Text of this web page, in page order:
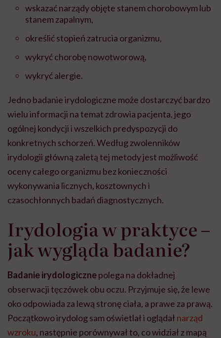
wskazać narządy objęte stanem chorobowym lub
stanem zapalnym,
określić stopień zatrucia organizmu,
wykryć chorobę nowotworową,
wykryć alergie.
Jedno badanie irydologiczne może dostarczyć bardzo
wielu informacji na temat zdrowia pacjenta, jego
ogólnej kondycji i wszelkich predyspozycji do
konkretnych schorzeń. Według zwolenników
irydologii główną zaletą tej metody jest możliwość
oceny całego organizmu bez konieczności
wykonywania licznych, kosztownych i
czasochłonnych badań diagnostycznych.
Irydologia w praktyce –
jak wygląda badanie?
Badanie irydologicznepolega na dokładnej
obserwacji tęczówek obu oczu. Przyjmuje się, że lewe
oko odpowiada za lewą stronę ciała, a prawe za prawą.
Początkowo irydolog sam oświetlał i oglądał narząd
wzroku, następnie porównywał to, co widział z mapą